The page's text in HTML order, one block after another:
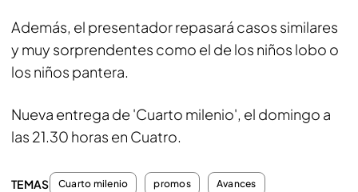
Además, el presentador repasará casos similares
y muy sorprendentes como el de los niños lobo o
los niños pantera.
Nueva entrega de 'Cuarto milenio', el domingo a
las 21.30 horas en Cuatro.
TEMAS Cuarto milenio promos Avances